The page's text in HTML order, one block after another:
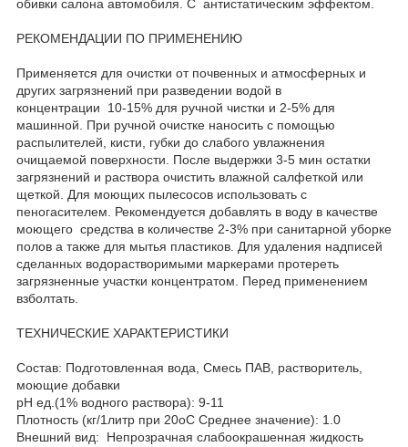
обивки салона автомобиля. С антистатическим эффектом.
РЕКОМЕНДАЦИИ ПО ПРИМЕНЕНИЮ
Применяется для очистки от почвенных и атмосферных и
других загрязнений при разведении водой в
концентрации 10-15% для ручной чистки и 2-5% для
машинной. При ручной очистке наносить с помощью
распылителей, кисти, губки до слабого увлажнения
очищаемой поверхности. После выдержки 3-5 мин остатки
загрязнений и раствора очистить влажной салфеткой или
щеткой. Для моющих пылесосов использовать с
пеногасителем. Рекомендуется добавлять в воду в качестве
моющего средства в количестве 2-3% при санитарной уборке
полов а также для мытья пластиков. Для удаления надписей
сделанных водорастворимыми маркерами протереть
загрязненные участки концентратом. Перед применением
взболтать.
ТЕХНИЧЕСКИЕ ХАРАКТЕРИСТИКИ
Состав: Подготовленная вода, Смесь ПАВ, растворитель,
моющие добавки
рН ед.(1% водного раствора): 9-11
Плотность (кг/1литр при 20оС Среднее значение): 1.0
Внешний вид: Непрозрачная слабоокрашенная жидкость